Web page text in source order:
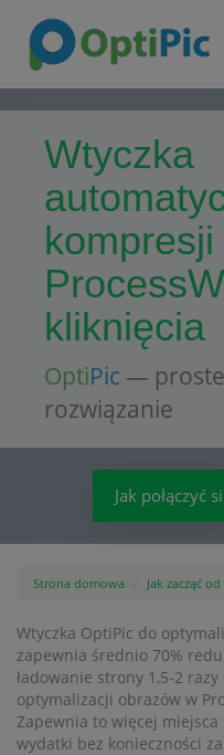
Wtyczka
kliknięcia
OptiPic —
rozwiązanie
Jak połączyć
Strona domowa Jak zacząć od
Wtyczka OptiPic do
zapewnia średnio 70%
ładowanie strony 1,5-2
optymalizacji obrazów w
Zapewnia to więcej
wydatki bez konieczności